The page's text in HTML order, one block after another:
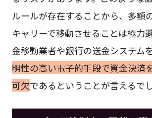
ルールが存在することから、多額
キャリーで移動させることは極力
金移動業者や銀行の送金システムを
明性の高い電子的手段で資金決済
可欠であるということが言えるでし